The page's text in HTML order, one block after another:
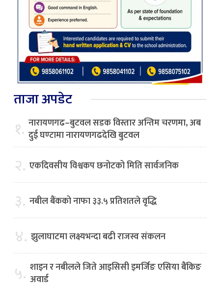
ताजा अपडेट
१. नारायणगढ–बुटवल सडक विस्तार अन्तिम चरणमा, अब
दुई घण्टामा नारायणगढदेखि बुटवल
२. एकदिवसीय विश्वकप छनोटको मिति सार्वजनिक
३. नबील बैंकको नाफा ३३.५ प्रतिशतले वृद्धि
४. झुलाघाटमा लक्ष्यभन्दा बढी राजस्व संकलन
५. शाइन र नबीलले जिते आइसिसी इमर्जिङ एसिया बैंकिङ
अवार्ड